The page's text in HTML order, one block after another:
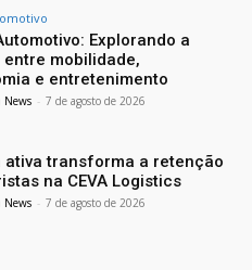
Explorando a
entre mobilidade,
e entretenimento
News - 7 de agosto de 2026
ativa transforma a retenção
na CEVA Logistics
News - 7 de agosto de 2026